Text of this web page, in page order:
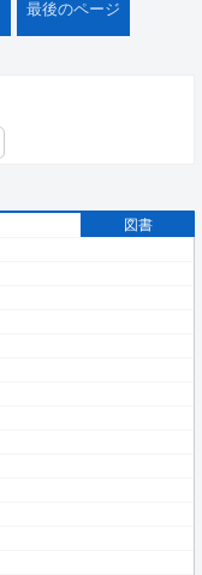
最後のページ
図書